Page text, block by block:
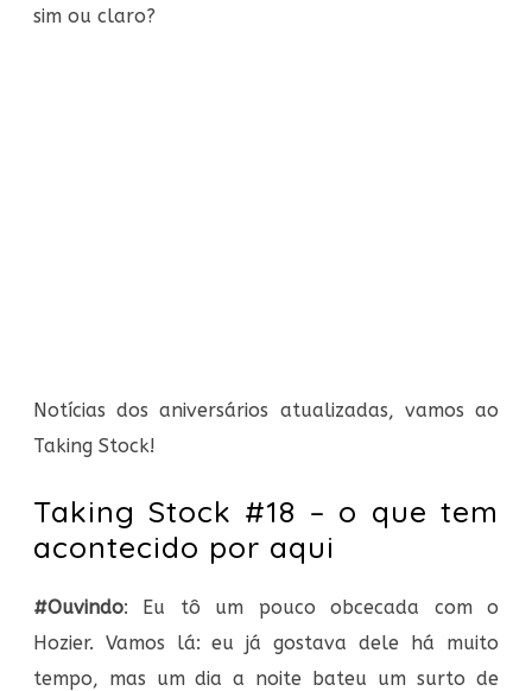
sim ou claro?
Notícias dos aniversários atualizadas, vamos ao
Taking Stock!
Taking Stock #18 – o que tem
acontecido por aqui
#Ouvindo: Eu tô um pouco obcecada com o
Hozier. Vamos lá: eu já gostava dele há muito
tempo, mas um dia a noite bateu um surto de